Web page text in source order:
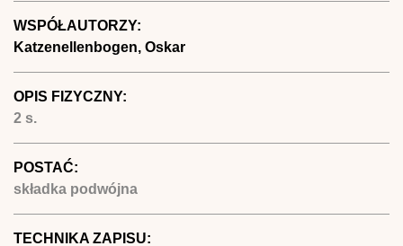
WSPÓŁAUTORZY:
Katzenellenbogen, Oskar
OPIS FIZYCZNY:
2 s.
POSTAĆ:
składka podwójna
TECHNIKA ZAPISU: